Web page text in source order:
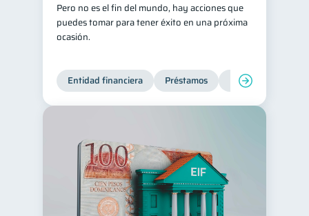
Pero no es el fin del mundo, hay acciones que
puedes tomar para tener éxito en una próxima
ocasión.
Entidad financiera Préstamos Productos